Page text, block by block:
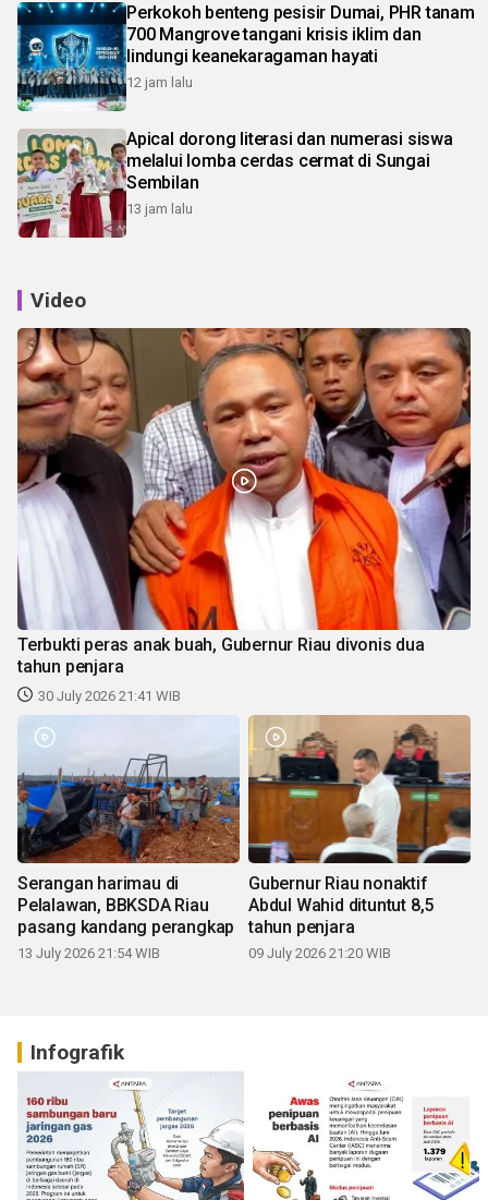
Perkokoh benteng pesisir Dumai, PHR tanam
700 Mangrove tangani krisis iklim dan
lindungi keanekaragaman hayati
12 jam lalu
Apical dorong literasi dan numerasi siswa
melalui lomba cerdas cermat di Sungai
Sembilan
13 jam lalu
Video
Terbukti peras anak buah, Gubernur Riau divonis dua
tahun penjara
30 July 2026 21:41 WIB
Serangan harimau di
Pelalawan, BBKSDA Riau
pasang kandang perangkap
13 July 2026 21:54 WIB
Gubernur Riau nonaktif
Abdul Wahid dituntut 8,5
tahun penjara
09 July 2026 21:20 WIB
Infografik